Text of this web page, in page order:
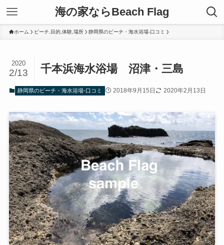
海の家ならBeach Flag
ホーム ビーチ,目的,体験,場所 静岡県のビーチ・海水浴場-口コミ
千本浜海水浴場 沼津・三島
2020
2/13
静岡県のビーチ・海水浴場-口コミ 2018年9月15日 2020年2月13日